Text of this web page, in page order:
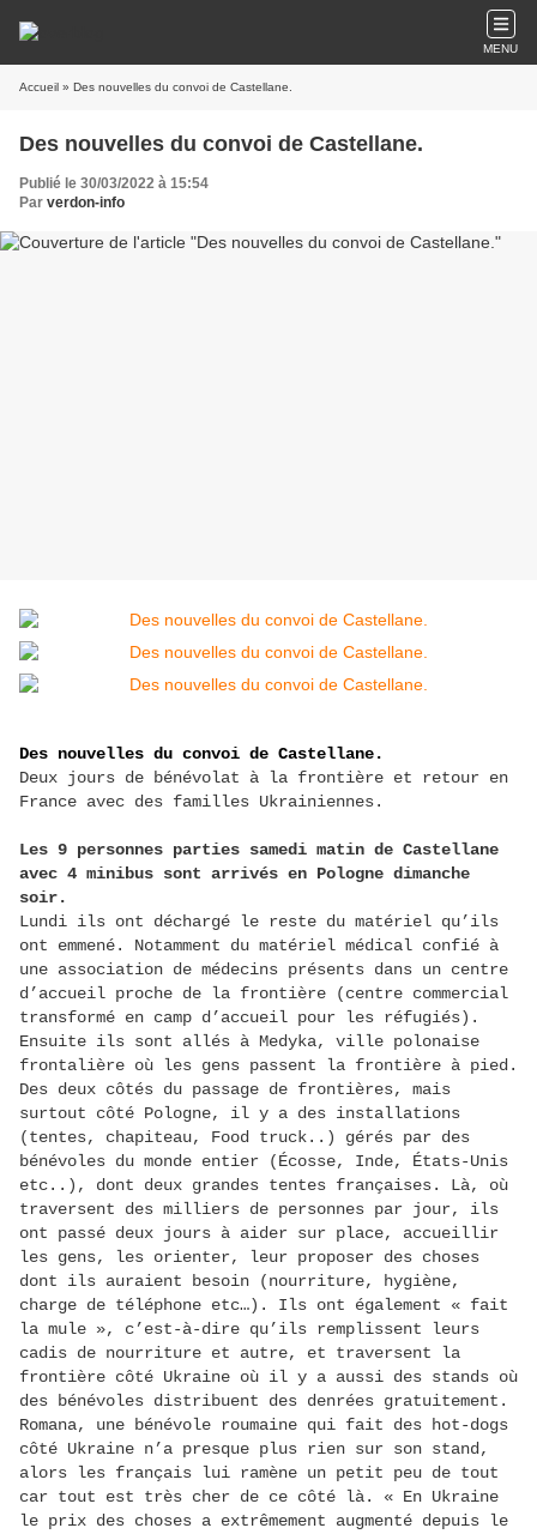
MENU
Accueil » Des nouvelles du convoi de Castellane.
Des nouvelles du convoi de Castellane.
Publié le 30/03/2022 à 15:54
Par verdon-info
Des nouvelles du convoi de Castellane.
Deux jours de bénévolat à la frontière et retour en
France avec des familles Ukrainiennes.
Les 9 personnes parties samedi matin de Castellane
avec 4 minibus sont arrivés en Pologne dimanche
soir.
Lundi ils ont déchargé le reste du matériel qu’ils
ont emmené. Notamment du matériel médical confié à
une association de médecins présents dans un centre
d’accueil proche de la frontière (centre commercial
transformé en camp d’accueil pour les réfugiés).
Ensuite ils sont allés à Medyka, ville polonaise
frontalière où les gens passent la frontière à pied.
Des deux côtés du passage de frontières, mais
surtout côté Pologne, il y a des installations
(tentes, chapiteau, Food truck..) gérés par des
bénévoles du monde entier (Écosse, Inde, États-Unis
etc..), dont deux grandes tentes françaises. Là, où
traversent des milliers de personnes par jour, ils
ont passé deux jours à aider sur place, accueillir
les gens, les orienter, leur proposer des choses
dont ils auraient besoin (nourriture, hygiène,
charge de téléphone etc…). Ils ont également « fait
la mule », c’est-à-dire qu’ils remplissent leurs
cadis de nourriture et autre, et traversent la
frontière côté Ukraine où il y a aussi des stands où
des bénévoles distribuent des denrées gratuitement.
Romana, une bénévole roumaine qui fait des hot-dogs
côté Ukraine n’a presque plus rien sur son stand,
alors les français lui ramène un petit peu de tout
car tout est très cher de ce côté là. « En Ukraine
le prix des choses a extrêmement augmenté depuis le